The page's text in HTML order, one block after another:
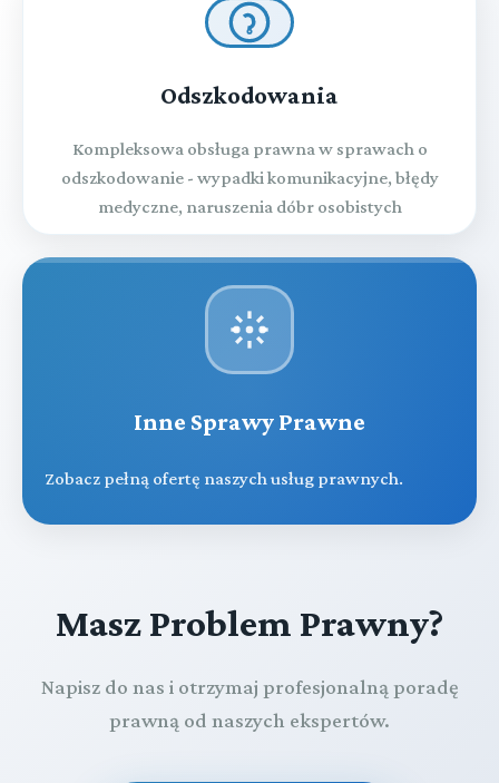
Odszkodowania
Kompleksowa obsługa prawna w sprawach o
odszkodowanie - wypadki komunikacyjne, błędy
medyczne, naruszenia dóbr osobistych
Inne Sprawy Prawne
Zobacz pełną ofertę naszych usług prawnych.
Masz Problem Prawny?
Napisz do nas i otrzymaj profesjonalną poradę
prawną od naszych ekspertów.